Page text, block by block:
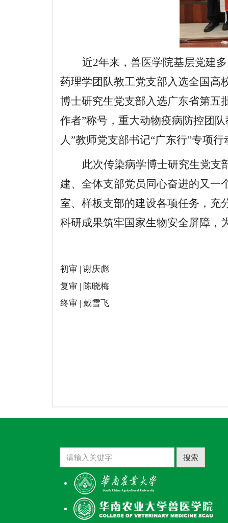
近2年来，兽医学院基层党建
药理学团队教工党支部入选全国高
博士研究生党支部入选广东省第五
作者”称号，重大动物疫病防控团
人”教师党支部书记“广东行”专项
此次传染病学博士研究生党支
建、全体支部党员同心奋进的又一
室、样板支部的建设各项任务，充
科研成果筑牢国家生物安全屏障，
初审 | 谢庆彪
复审 | 陈晓梅
终审 | 戴雪飞
搜索